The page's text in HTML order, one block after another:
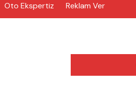
Oto Ekspertiz Reklam Ver